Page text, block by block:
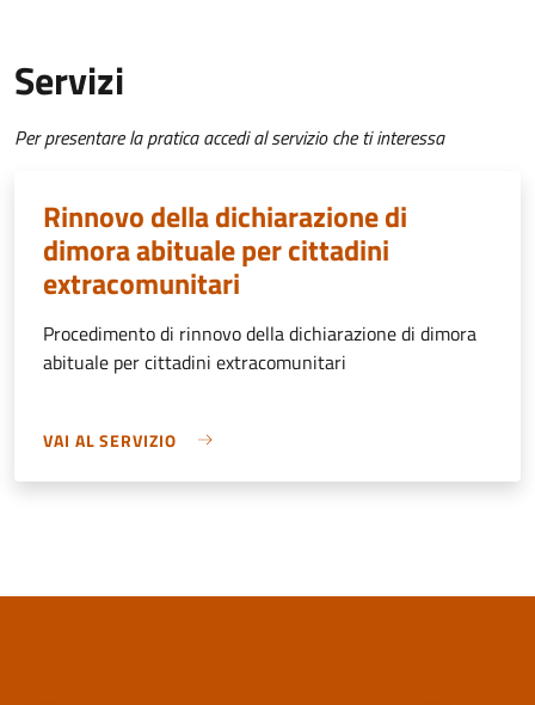
Servizi
Per presentare la pratica accedi al servizio che ti interessa
Rinnovo della dichiarazione di
dimora abituale per cittadini
extracomunitari
Procedimento di rinnovo della dichiarazione di dimora
abituale per cittadini extracomunitari
VAI AL SERVIZIO